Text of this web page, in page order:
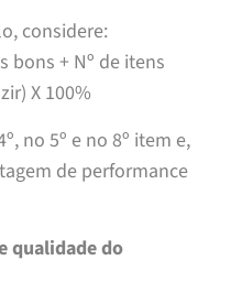
considere:
bons + Nº de itens
X 100%
no 5º e no 8º item e,
de performance
qualidade do